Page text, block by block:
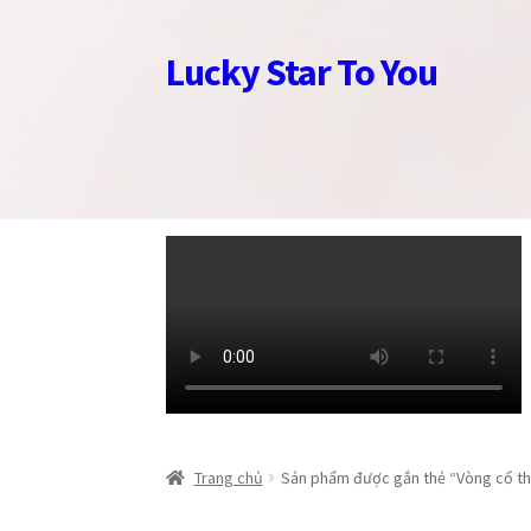
Đi
đến
Chuyển
đến
Lucky Star To You
Trang chủ Sản phẩm được gắn thẻ “Vòng cổ